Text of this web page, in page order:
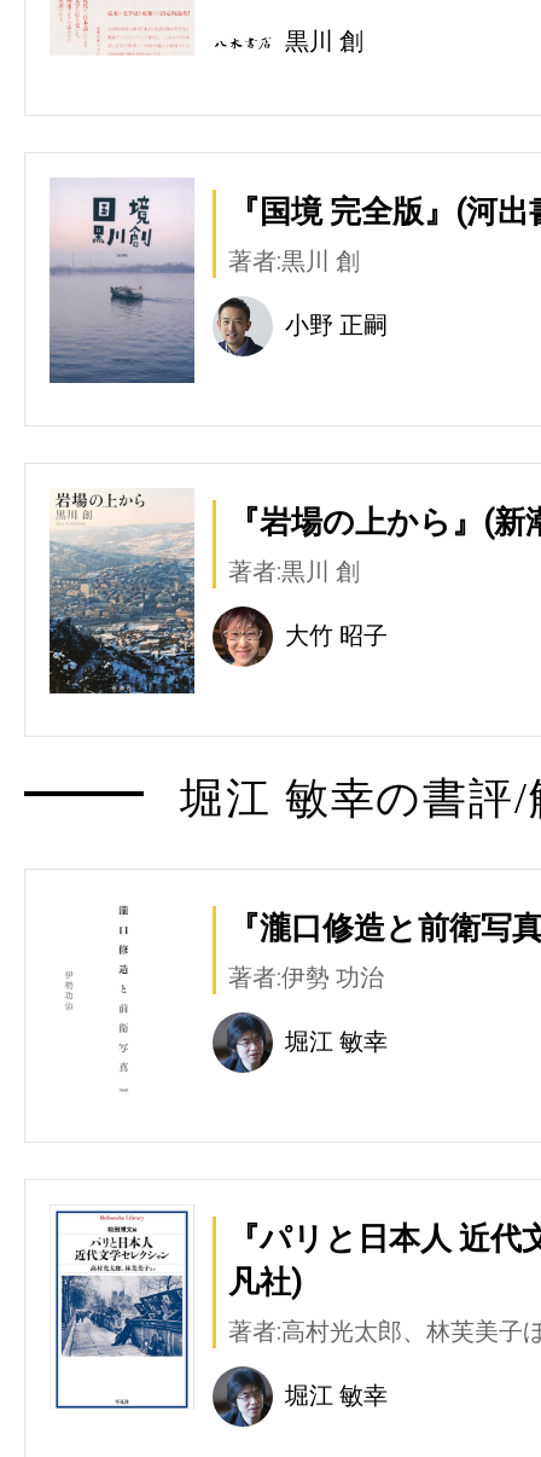
黒川 創
『国境 完全版』(河
著者:黒川 創
小野 正嗣
『岩場の上から』(新
著者:黒川 創
大竹 昭子
堀江 敏幸の書評
『瀧口修造と前衛写
著者:伊勢 功治
堀江 敏幸
『パリと日本人 近
凡社)
著者:高村光太郎、林芙美子
堀江 敏幸